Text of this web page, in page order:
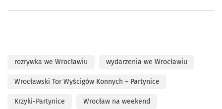
rozrywka we Wrocławiu wydarzenia we Wrocławiu
Wrocławski Tor Wyścigów Konnych – Partynice
Krzyki-Partynice Wrocław na weekend